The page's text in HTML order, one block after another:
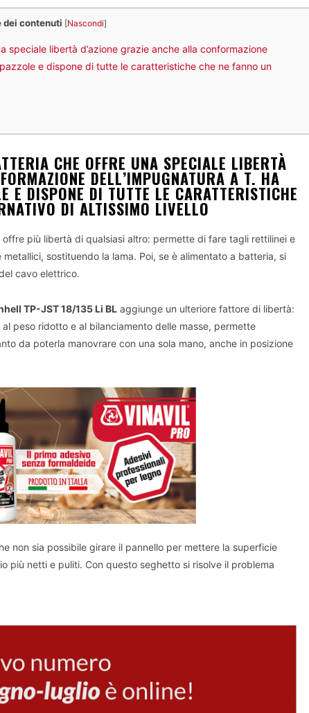
dei contenuti [Nascondi]
libertà d’azione grazie anche alla conformazione
e dispone di tutte le caratteristiche che ne fanno un
CHE OFFRE UNA SPECIALE LIBERTÀ
DELL’IMPUGNATURA A T. HA
E DISPONE DI TUTTE LE CARATTERISTICHE
DI ALTISSIMO LIVELLO
più libertà di qualsiasi altro: permette di fare tagli rettilinei e
sostituendo la lama. Poi, se è alimentato a batteria, si
cavo elettrico.
TP-JST 18/135 Li BL aggiunge un ulteriore fattore di libertà:
peso ridotto e al bilanciamento delle masse, permette
da poterla manovrare con una sola mano, anche in posizione
non sia possibile girare il pannello per mettere la superficie
più netti e puliti. Con questo seghetto si risolve il problema